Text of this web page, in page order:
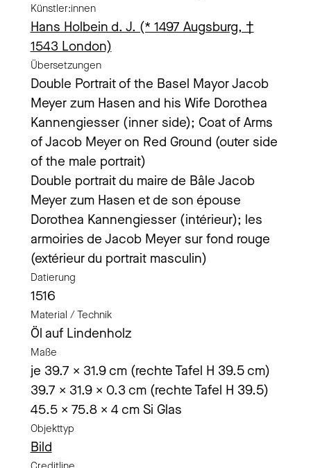
Künstler:innen
Hans Holbein d. J. (* 1497 Augsburg, †
1543 London)
Übersetzungen
Double Portrait of the Basel Mayor Jacob
Meyer zum Hasen and his Wife Dorothea
Kannengiesser (inner side); Coat of Arms
of Jacob Meyer on Red Ground (outer side
of the male portrait)
Double portrait du maire de Bâle Jacob
Meyer zum Hasen et de son épouse
Dorothea Kannengiesser (intérieur); les
armoiries de Jacob Meyer sur fond rouge
(extérieur du portrait masculin)
Datierung
1516
Material / Technik
Öl auf Lindenholz
Maße
je 39.7 x 31.9 cm (rechte Tafel H 39.5 cm)
39.7 x 31.9 x 0.3 cm (rechte Tafel H 39.5)
45.5 x 75.8 x 4 cm Si Glas
Objekttyp
Bild